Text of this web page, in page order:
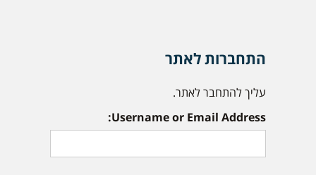
התחברות לאתר
עליך להתחבר לאתר.
Username or Email Address: